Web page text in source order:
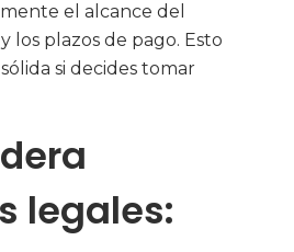
el alcance del
los plazos de pago. Esto
si decides tomar
legales: